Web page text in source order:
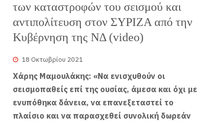
των καταστροφών του σεισμού και
αντιπολίτευση στον ΣΥΡΙΖΑ από την
Κυβέρνηση της ΝΔ (video)
18 Οκτωβρίου 2021
Χάρης Μαμουλάκης: «Να ενισχυθούν οι
σεισμοπαθείς επί της ουσίας, άμεσα και όχι με
ενυπόθηκα δάνεια, να επανεξεταστεί το
πλαίσιο και να παρασχεθεί συνολική δωρεάν